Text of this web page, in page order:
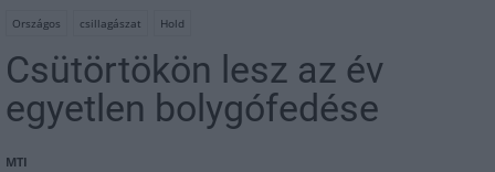
Országos csillagászat Hold
Csütörtökön lesz az év
egyetlen bolygófedése
MTI